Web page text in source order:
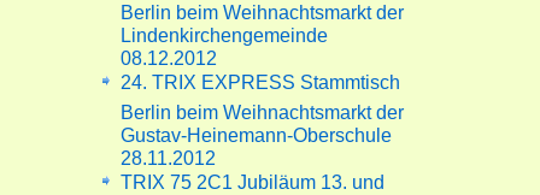
Berlin beim Weihnachtsmarkt der
Lindenkirchengemeinde
08.12.2012
24. TRIX EXPRESS Stammtisch
Berlin beim Weihnachtsmarkt der
Gustav-Heinemann-Oberschule
28.11.2012
TRIX 75 2C1 Jubiläum 13. und